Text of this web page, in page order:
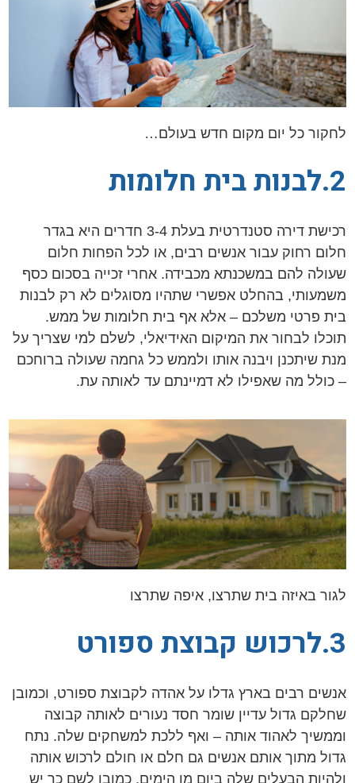
לחקור כל יום מקום חדש בעולם…
2.לבנות בית חלומות
רכישת דירה סטנדרטית בעלת 3-4 חדרים היא בגדר
חלום רחוק עבור אנשים רבים, או לכל הפחות חלום
שעולה להם במשכנתא מכבידה. אחרי זכייה בסכום כסף
משמעותי, בהחלט אפשרי שתהיו מסוגלים לא רק לבנות
בית פרטי משלכם – אלא אף בית חלומות של ממש.
תוכלו לבחור את המיקום האידיאלי, לשלם למי שצריך על
מנת שיתכנן ויבנה אותו ולממש כל גחמה שעולה ברוחכם
– כולל מה שאפילו לא דמיינתם עד לאותה עת.
לגור באיזה בית שתרצו, איפה שתרצו
3.לרכוש קבוצת ספורט
אנשים רבים בארץ גדלו על אהדה לקבוצת ספורט, וכמובן
שחלקם גדול עדיין שומר חסד נעורים לאותה קבוצה
וממשיך לאהוד אותה – ואף ללכת למשחקים שלה. נתח
גדול מתוך אותם אנשים גם חלם או חולם לרכוש אותה
ולהיות הבעלים שלה ביום מן הימים. כמובן לשם כך יש